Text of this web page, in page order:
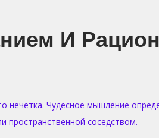
И
Чудесное мышление
соседством.